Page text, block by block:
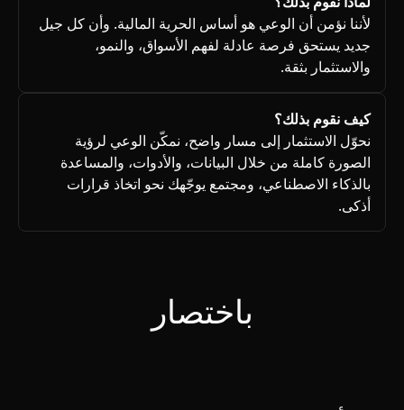
لأننا نؤمن أن الوعي هو أساس الحرية المالية. وأن كل جيل
جديد يستحق فرصة عادلة لفهم الأسواق، والنمو،
والاستثمار بثقة.
كيف نقوم بذلك؟
نحوّل الاستثمار إلى مسار واضح، نمكّن الوعي لرؤية
الصورة كاملة من خلال البيانات، والأدوات، والمساعدة
بالذكاء الاصطناعي، ومجتمع يوجّهك نحو اتخاذ قرارات
أذكى.
باختصار